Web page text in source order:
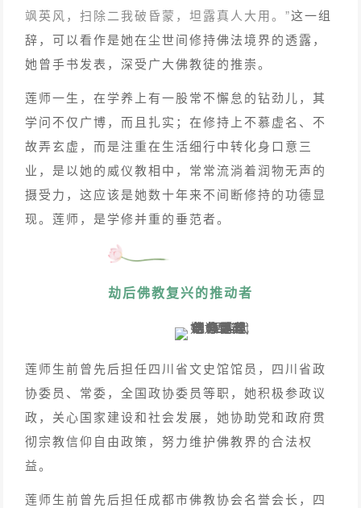
飒英风，扫除二我破昏蒙，坦露真人大用。”这一组
辞，可以看作是她在尘世间修持佛法境界的透露，
她曾手书发表，深受广大佛教徒的推崇。
莲师一生，在学养上有一股常不懈怠的钻劲儿，其
学问不仅广博，而且扎实；在修持上不慕虚名、不
故弄玄虚，而是注重在生活细行中转化身口意三
业，是以她的威仪教相中，常常流淌着润物无声的
摄受力，这应该是她数十年来不间断修持的功德显
现。莲师，是学修并重的垂范者。
劫后佛教复兴的推动者
莲师生前曾先后担任四川省文史馆馆员，四川省政
协委员、常委，全国政协委员等职，她积极参政议
政，关心国家建设和社会发展，她协助党和政府贯
彻宗教信仰自由政策，努力维护佛教界的合法权
益。
莲师生前曾先后担任成都市佛教协会名誉会长，四